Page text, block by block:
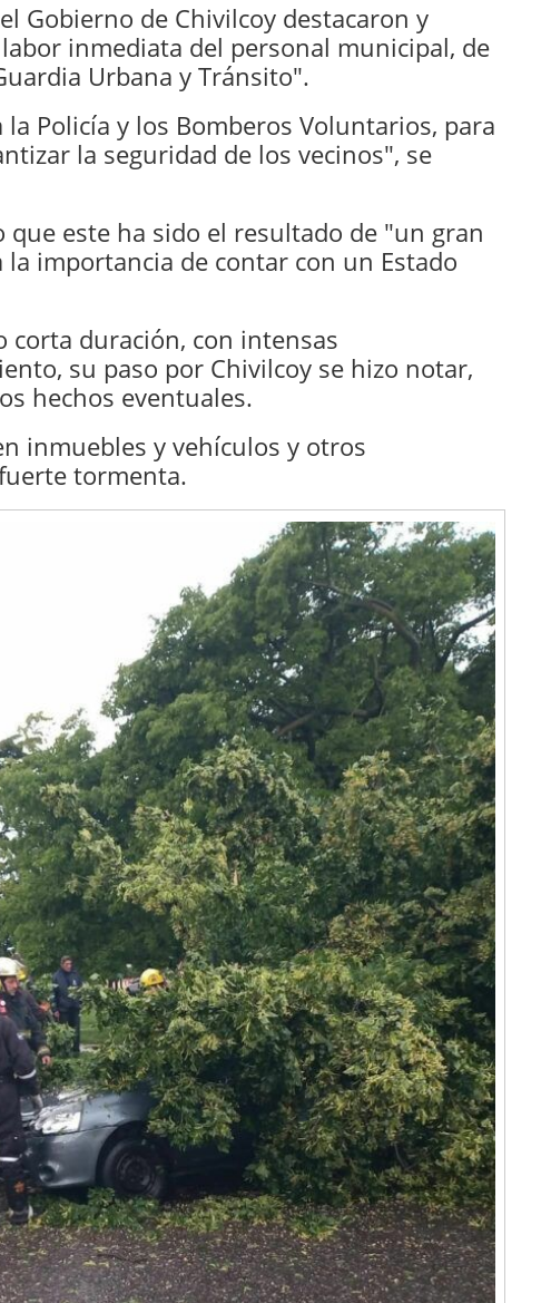
Gobierno de Chivilcoy destacaron y
inmediata del personal municipal, de
Urbana y Tránsito".
Policía y los Bomberos Voluntarios, para
la seguridad de los vecinos", se
este ha sido el resultado de "un gran
importancia de contar con un Estado
corta duración, con intensas
su paso por Chivilcoy se hizo notar,
hechos eventuales.
inmuebles y vehículos y otros
tormenta.